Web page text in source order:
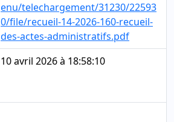
enu/telechargement/31230/22593
0/file/recueil-14-2026-160-recueil-
des-actes-administratifs.pdf
10 avril 2026 à 18:58:10